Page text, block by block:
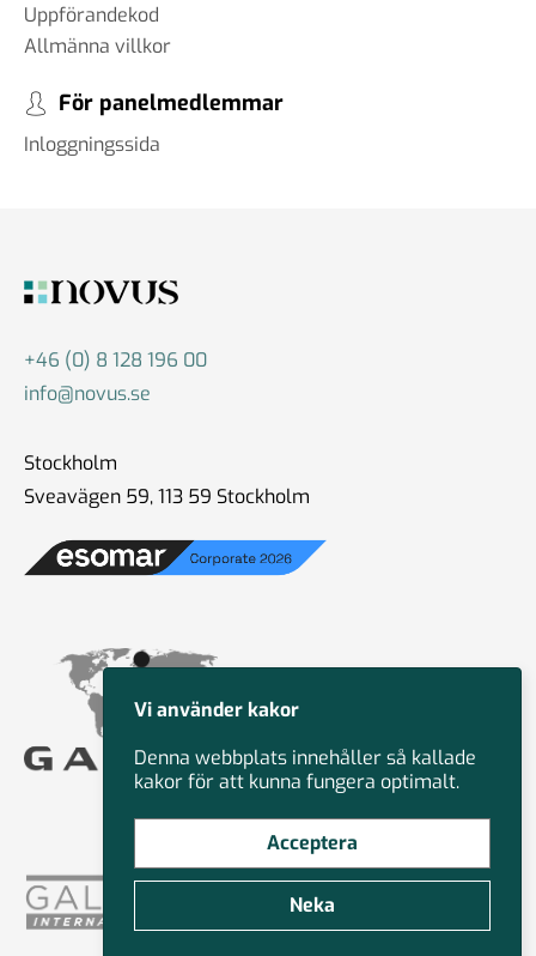
Uppförandekod
Allmänna villkor
För panelmedlemmar
Inloggningssida
+46 (0) 8 128 196 00
info@novus.se
Stockholm
Sveavägen 59, 113 59 Stockholm
Vi använder kakor
Denna webbplats innehåller så kallade
kakor för att kunna fungera optimalt.
Acceptera
Neka